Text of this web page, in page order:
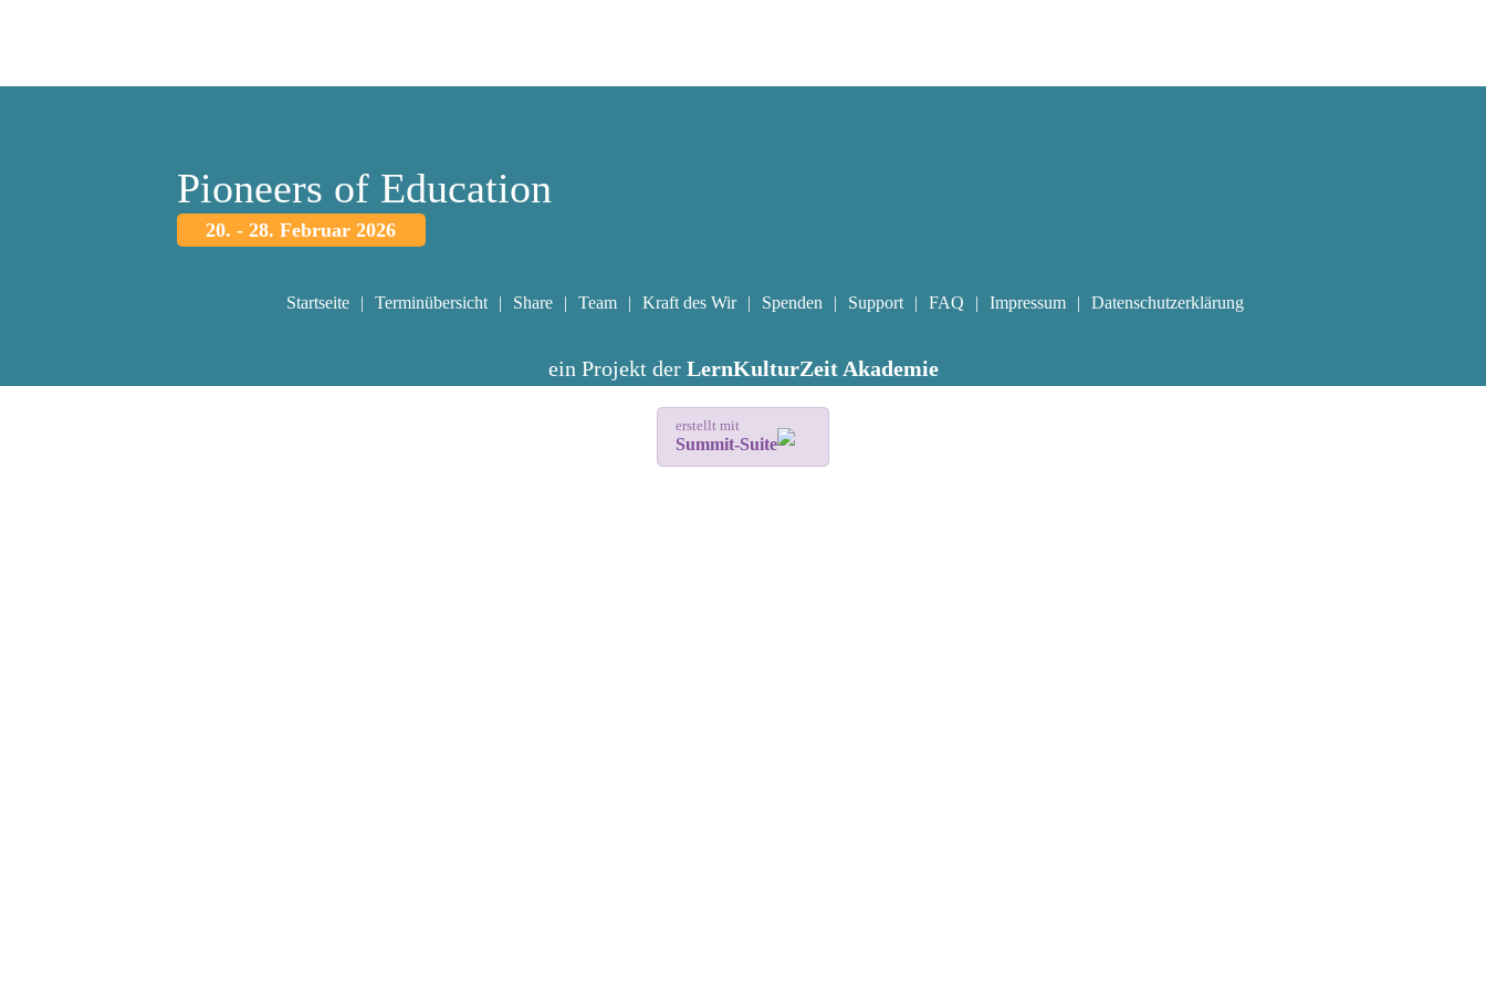
Pioneers of Education
20. - 28. Februar 2026
Startseite Terminübersicht Share Team Kraft des Wir Spenden Support FAQ Impressum Datenschutzerklärung
ein Projekt der LernKulturZeit Akademie
erstellt mit
Summit-Suite